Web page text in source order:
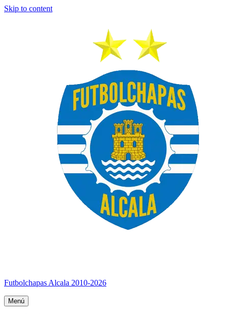
Skip to content
Futbolchapas Alcala 2010-2026
Menú